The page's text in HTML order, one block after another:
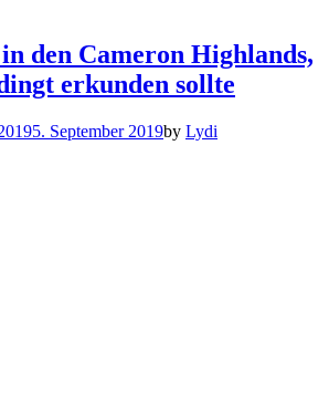
den Cameron Highlands,
erkunden sollte
5. September 2019by Lydi